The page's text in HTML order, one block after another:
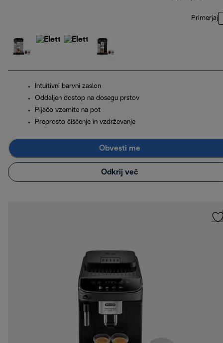
Primerjaj
Intuitivni barvni zaslon
Oddaljen dostop na dosegu prstov
Pijačo vzemite na pot
Preprosto čiščenje in vzdrževanje
Obvesti me
Odkrij več